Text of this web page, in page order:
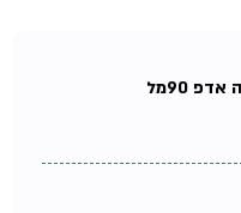
90מל